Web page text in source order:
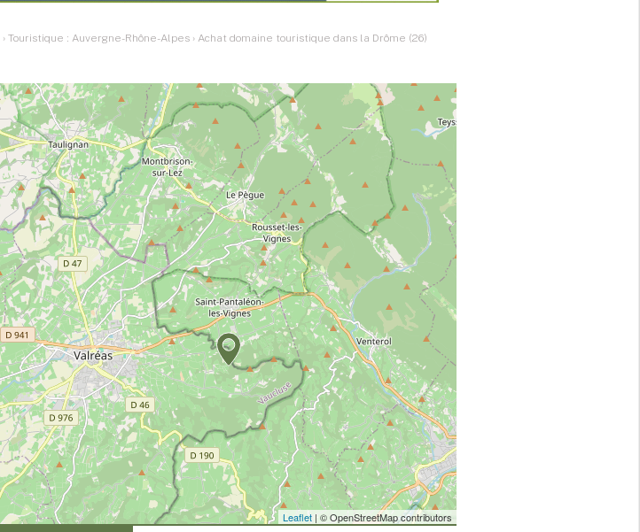
› Touristique : Auvergne-Rhône-Alpes › Achat domaine touristique dans la Drôme (26)
Leaflet | © OpenStreetMap contributors